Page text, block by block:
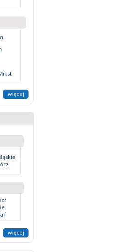
więcej
więcej